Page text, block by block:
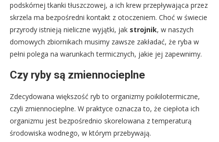
podskórnej tkanki tłuszczowej, a ich krew przepływająca przez
skrzela ma bezpośredni kontakt z otoczeniem. Choć w świecie
przyrody istnieją nieliczne wyjątki, jak strojnik, w naszych
domowych zbiornikach musimy zawsze zakładać, że ryba w
pełni polega na warunkach termicznych, jakie jej zapewnimy.
Czy ryby są zmiennocieplne
Zdecydowana większość ryb to organizmy poikilotermiczne,
czyli zmiennocieplne. W praktyce oznacza to, że ciepłota ich
organizmu jest bezpośrednio skorelowana z temperaturą
środowiska wodnego, w którym przebywają.